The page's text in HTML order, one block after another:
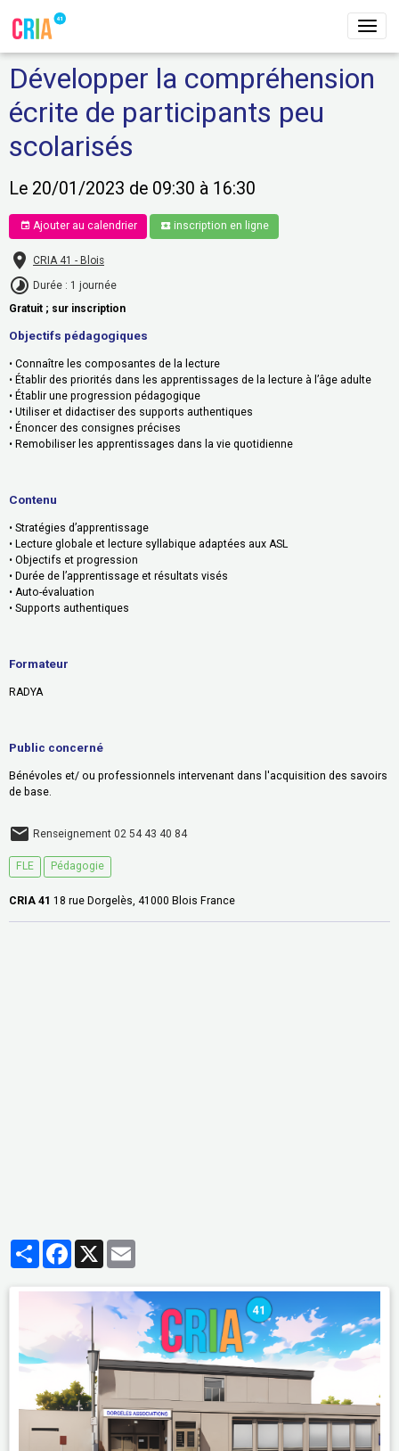
Développer la compréhension
écrite de participants peu
scolarisés
Le 20/01/2023 de 09:30 à 16:30
Ajouter au calendrier inscription en ligne
CRIA 41 - Blois
Durée : 1 journée
Gratuit ; sur inscription
Objectifs pédagogiques
• Connaître les composantes de la lecture
• Établir des priorités dans les apprentissages de la lecture à l’âge adulte
• Établir une progression pédagogique
• Utiliser et didactiser des supports authentiques
• Énoncer des consignes précises
• Remobiliser les apprentissages dans la vie quotidienne
Contenu
• Stratégies d’apprentissage
• Lecture globale et lecture syllabique adaptées aux ASL
• Objectifs et progression
• Durée de l’apprentissage et résultats visés
• Auto-évaluation
• Supports authentiques
Formateur
RADYA
Public concerné
Bénévoles et/ ou professionnels intervenant dans l'acquisition des savoirs
de base.
Renseignement 02 54 43 40 84
FLE Pédagogie
CRIA 41 18 rue Dorgelès, 41000 Blois France
PartagerFacebook